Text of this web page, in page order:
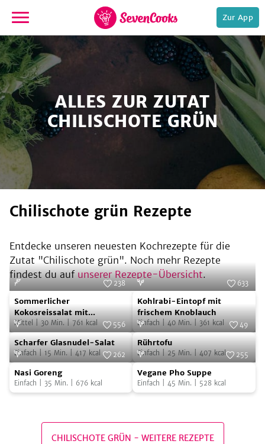
zur
Startseite
Zur App
ALLES ZUR ZUTAT
CHILISCHOTE GRÜN
Chilischote grün Rezepte
Entdecke unseren neuesten Kochrezepte für die
Zutat "Chilischote grün". Noch mehr Rezepte
findest du auf unserer Rezepte-Übersicht.
Sommerlicher
Kokosreissalat
mit
Hühnchen
238
Sommerlicher
Kokosreissalat mit
Hühnchen
Mittel 30 Min. 761 kcal
Kohlrabi-
Eintopf
mit
frischem
Knoblauch
Foto:SevenCooks
633
Kohlrabi-Eintopf mit
frischem Knoblauch
Einfach 40 Min. 361 kcal
Scharfer
Glasnudel-
Salat
Foto:SevenCooks
556
Scharfer Glasnudel-Salat
Einfach 15 Min. 417 kcal
Rührtofu Foto:SevenCooks
49
Rührtofu
Einfach 25 Min. 407 kcal
Nasi
Goreng
262
Nasi Goreng
Einfach 35 Min. 676 kcal
Vegane
Pho
Suppe
255
Vegane Pho Suppe
Einfach 45 Min. 528 kcal
CHILISCHOTE GRÜN - WEITERE REZEPTE